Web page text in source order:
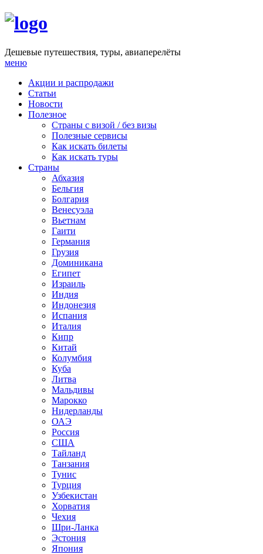
Дешевые путешествия, туры, авиаперелёты
меню
Акции и распродажи
Статьи
Новости
Полезное
Cтраны с визой / без визы
Полезные сервисы
Как искать билеты
Как искать туры
Страны
Абхазия
Бельгия
Болгария
Венесуэла
Вьетнам
Гаити
Германия
Грузия
Доминикана
Египет
Израиль
Индия
Индонезия
Испания
Италия
Кипр
Китай
Колумбия
Куба
Литва
Мальдивы
Марокко
Нидерланды
ОАЭ
Россия
США
Тайланд
Танзания
Тунис
Турция
Узбекистан
Хорватия
Чехия
Шри-Ланка
Эстония
Япония